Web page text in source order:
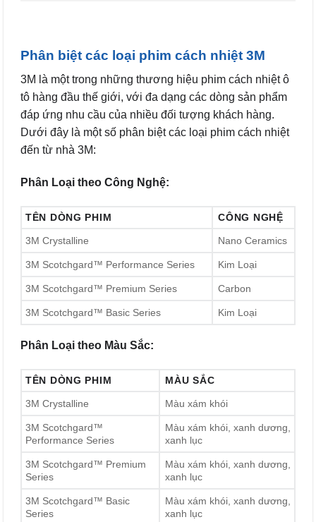
Phân biệt các loại phim cách nhiệt 3M
3M là một trong những thương hiệu phim cách nhiệt ô
tô hàng đầu thế giới, với đa dạng các dòng sản phẩm
đáp ứng nhu cầu của nhiều đối tượng khách hàng.
Dưới đây là một số phân biệt các loại phim cách nhiệt
đến từ nhà 3M:
Phân Loại theo Công Nghệ:
TÊN DÒNG PHIM CÔNG NGHỆ
3M Crystalline Nano Ceramics
3M Scotchgard™ Performance Series Kim Loại
3M Scotchgard™ Premium Series Carbon
3M Scotchgard™ Basic Series Kim Loại
Phân Loại theo Màu Sắc:
TÊN DÒNG PHIM MÀU SẮC
3M Crystalline Màu xám khói
3M Scotchgard™
Performance Series
Màu xám khói, xanh dương,
xanh lục
3M Scotchgard™ Premium
Series
Màu xám khói, xanh dương,
xanh lục
3M Scotchgard™ Basic
Series
Màu xám khói, xanh dương,
xanh lục